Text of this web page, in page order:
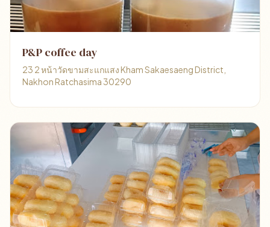
P&P coffee day
23 2 หน้าวัดขามสะแกแสง Kham Sakaesaeng District,
Nakhon Ratchasima 30290